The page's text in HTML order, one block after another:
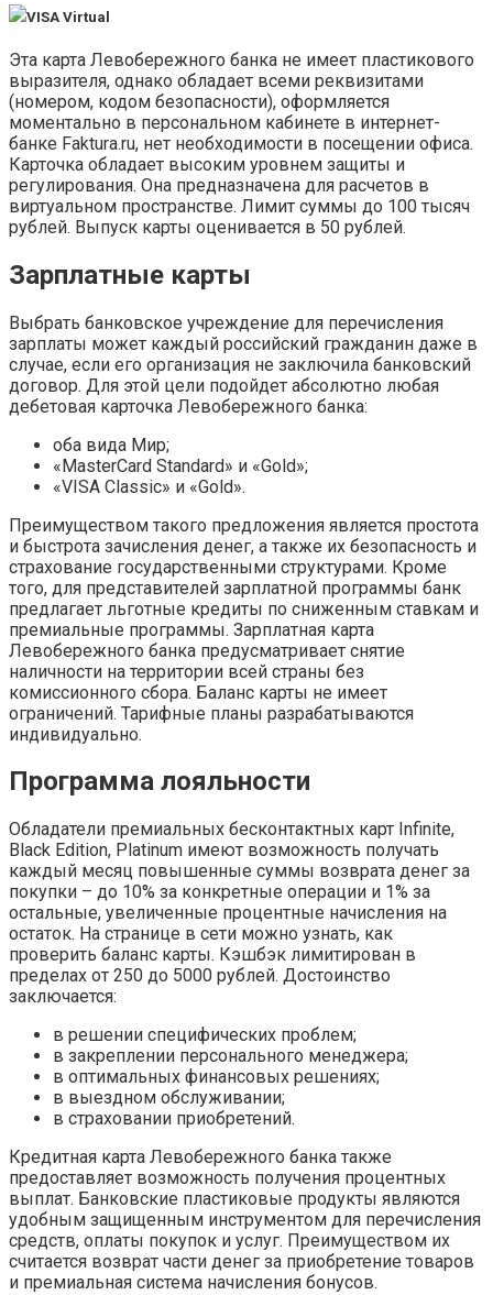
VISA Virtual
Эта карта Левобережного банка не имеет пластикового
выразителя, однако обладает всеми реквизитами
(номером, кодом безопасности), оформляется
моментально в персональном кабинете в интернет-
банке Faktura.ru, нет необходимости в посещении офиса.
Карточка обладает высоким уровнем защиты и
регулирования. Она предназначена для расчетов в
виртуальном пространстве. Лимит суммы до 100 тысяч
рублей. Выпуск карты оценивается в 50 рублей.
Зарплатные карты
Выбрать банковское учреждение для перечисления
зарплаты может каждый российский гражданин даже в
случае, если его организация не заключила банковский
договор. Для этой цели подойдет абсолютно любая
дебетовая карточка Левобережного банка:
оба вида Мир;
«MasterCard Standard» и «Gold»;
«VISA Classic» и «Gold».
Преимуществом такого предложения является простота
и быстрота зачисления денег, а также их безопасность и
страхование государственными структурами. Кроме
того, для представителей зарплатной программы банк
предлагает льготные кредиты по сниженным ставкам и
премиальные программы. Зарплатная карта
Левобережного банка предусматривает снятие
наличности на территории всей страны без
комиссионного сбора. Баланс карты не имеет
ограничений. Тарифные планы разрабатываются
индивидуально.
Программа лояльности
Обладатели премиальных бесконтактных карт Infinite,
Black Edition, Platinum имеют возможность получать
каждый месяц повышенные суммы возврата денег за
покупки – до 10% за конкретные операции и 1% за
остальные, увеличенные процентные начисления на
остаток. На странице в сети можно узнать, как
проверить баланс карты. Кэшбэк лимитирован в
пределах от 250 до 5000 рублей. Достоинство
заключается:
в решении специфических проблем;
в закреплении персонального менеджера;
в оптимальных финансовых решениях;
в выездном обслуживании;
в страховании приобретений.
Кредитная карта Левобережного банка также
предоставляет возможность получения процентных
выплат. Банковские пластиковые продукты являются
удобным защищенным инструментом для перечисления
средств, оплаты покупок и услуг. Преимуществом их
считается возврат части денег за приобретение товаров
и премиальная система начисления бонусов.